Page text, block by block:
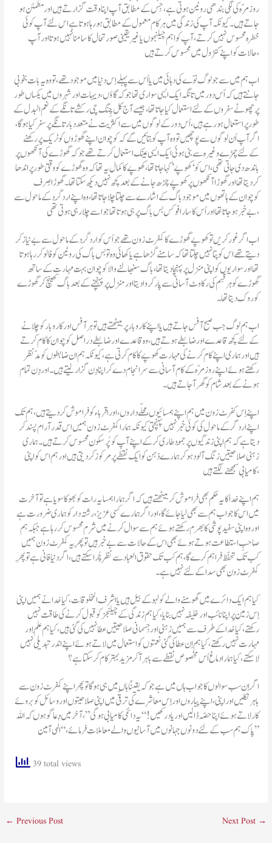
روزمرّہ کی لگی بندھی روٹین ہوتی ہے ، جِس کے مطابق آپ اپنا وقت گزارتے ہیں اور مطمئن ہو
جاتے ہیں۔ کیونکہ آپ کی زندگی میں ہر کام معمول کے مطابق ہو رہا ہوتا ہے اس لئے آپ کوئی
خطرہ محسوس نہیں کرتے ، آپ کو اہم چیلنجوں یا غیر یقینی صورتحال کا سامنا نہیں ہوتا اور آپ
حالات کو اپنے کنٹرول میں محسوس کرتے ہیں،
اب ہم میں سے جو لوگ نوّے کی دہائی میں یا اُس سے پہلے اِس دنیا میں موجود تھے، تو وہ یہ بات بخوبی
جانتے ہیں کہ اّس دور میں تانگہ ایک ایسی سواری تھا جو کہ گاؤں، دیہات اور شہروں میں یکساں طور
پر چھوٹے سفروں کے لئے استعمال کیا جاتا تھا، جیسے آج کل چِنگ چی رکشے تانگے کے نعم البدل کے
طور پر استعمال ہو رہے ہیں، اُس دور کے لوگوں میں سے اکثریت نے متعدد بار تانگے پر سفر کیا ہو گا،
اگر آپ اُن لوگوں سے پوچھیں تو وہ آپ کو بتائیں گے کہ کوچوان اپنے گھوڑوں کو ٹریک پر رکھنے
کے لئے چمڑے وغیرہ سے بنی ہوئی ایک ایسی عینک استعمال کرتے تھے جو کہ گھوڑے کی آنکھوں پر
باندھ دی جاتی تھی ، اس کو ‘کھوپے’ کہا جاتا تھا، کھوپے کا کمال یہ تھا کہ وہ گھوڑے کو وقتی طور پر اندھا
کر دیتا تھا اور گھوڑا آنکھوں پر کھوپے چڑھ جانے کے بعد کچھ نہیں دیکھ سکتا تھا۔ گھوڑا صِرف
کوچوان کے ہاتھوں میں موجود باگ کے اشارے سے چلتا چلا جاتا تھا، وہ اپنے اردگِرد کے ماحول سے
بے خبر ہو جاتا تھا اوراُس کا سارا فوکس بس باگ پر ہی ہوتا تھا جو اسے چلا رہی ہوتی تھی،
اب اگر غور کریں تو کھوپے گھوڑے کا کمفرٹ زون تھے جو اُس کو اردگِرد کے ماحول سے بے نیاز کر
دیتے تھے اس کو پتا نہیں چلتا تھا کہ سامنے گڑھا ہے یا کھائی وہ تو بس باگ کی روٹین کو فالو کر رہا ہوتا
تھا اور سواریوں کو اپنی منزل پر پہنچا دیتا تھا، باگ سنبھالنے والا کوچوان بہت مہارت کے ساتھ
گھوڑے کو ہر قِسم کی رکاوٹ آسانی سے پار کروا دیتا اور منزل پر پہنچنے کے بعد باگ کھینچ کر گھوڑے
کو روک دیتا تھا۔
اب ہم لوگ جب صبح آفس جاتے ہیں یا اپنے کاروبار پر بیٹھتے ہیں تو ہر آفس اور کاروبار کو چلانے
کے لئے کچھ قاعدے اور ضابطے ہوتے ہیں، وہ قاعدے اور ضابطے دراصل کوچوان کا کام کرتے
ہیں اور ہماری اپنے کام کرنے کی مہارت کھوپے کا کام کرتی ہے، کیونکہ ہم ان ضابطوں کو مدّنظر
رکھتے ہوئے اپنے روز مرّہ کے کام آسانی سے سرانجام دے کر اپنا دِن گزار لیتے ہیں۔ اور دِن تمام
ہونے کے بعد شام کو گھر آ جاتے ہیں۔
اپنے اردگر کے ماحول کی کوئی خبر نہیں پہنچتی کیونکہ ہمارا کمفرٹ زون ہمیں اس قدر آرام پسند کر
دیتا ہے کہ ہم اپنی زندگیوں پر جمُود طاری کر کے اپنے آپ کو پُر سکون محسوس کرتے ہیں۔ ہماری
زہنی صلاحیتیں زنگ آلود ہو کر ہمارے ذہن کو ایک نقطے پر مرکوز کر دیتی ہیں اور ہم اس کو اپنی
کامیابی سمجھنے لگتے ہیں،
میں اس کا جواب ہم سے بھی لیا جائے گا، اور اگر ہمارے کسی عزیز ، رشتہ دار کو ہماری ضرورت ہے
اور وہ اپنی سفید پوشی کا بھرم رکھتے ہوئے ہم سے سوال کرنے میں شرم محسوس کر رہا ہے جبکہ ہم
صاحبِ استطاعت ہوتے ہوئے بھی اس کے حالات سے بے خبر ہیں تو پھِر یہ کمفرٹ زون ہمیں
کب تک تحفّظ فراہم کرے گا، ہم کب تک حقوق العباد سے نظر چُرا سکتے ہیں، اگر دنیا فانی ہے تو پھِر
کمفرٹ زون بھی سدا کے لئے نہیں ہے۔
کیا ہم ایک دائرے میں گھومنے والے کولہو کے بیل ہیں یا اشرف المخلوقات، کیا خدا نے ہمیں اپنی
اِس زمین پر اپنا نائب اور خلیفہ نہیں بنایا، کیا ہم زندگی کے چیلنجز کو قبول کرنے کی طاقت نہیں
رکھتے، کیا خدا کے طرف سے ہمیں زہنی اور جِسمانی صلاحیتیں عطا نہیں کی گئی ہیں، کیا ہم عِلم اور
مہارت نہیں رکھتے ، کیا ہم اِن عطا کی گئی نعمتوں کو استعمال میں لاتے ہوئے اپنے اندر تبدیلی نہیں
لاسکتے، کیا ہمارا دماغ اُس مخصوص نقطے سے باہر آ کر مزید بہتر کام کر سکتا ہے؟
اگر اِن سب سوالوں کا جواب ہاں میں ہے جو کہ یقینًا ہاں میں ہی ہو گا تو پھر اپنے کمفرٹ زون سے
باہر نکلیں اور اپنی ، اپنے پیاروں اور اِس معاشرے کی ترقّی میں اپنی صلاحیتوں اور وسائل کو بروئے
کار لاتے ہوئے اپنا حصّہ ڈالیں اور یاد رکھیں! “یہ دائمی کامیابی ہو گی”، آخر میں دعا گو ہوں کہ اللہ
پاک ہم سب کے لئے دونوں جہانوں میں آسانیوں والے معاملات فرمائے ، “الٰہی آمین”
39 total views
← Previous Post Next Post →